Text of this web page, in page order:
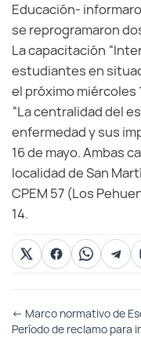
Educación-
se reprogramaron
La capacitación
estudiantes en
el próximo miércoles
“La centralidad del
enfermedad y sus
16 de mayo. Ambas
localidad de San
CPEM 57 (Los
14.
Otras
Entradas
← Marco normativo de
Período de reclamo para